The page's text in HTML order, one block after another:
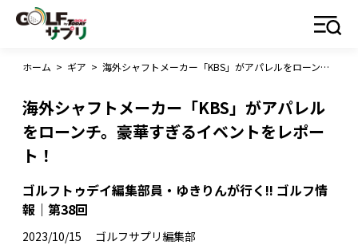
ホーム > ギア > 海外シャフトメーカー「KBS」がアパレルをローンチ。豪華すぎるイベントをレポート！
海外シャフトメーカー「KBS」がアパレル
をローンチ。豪華すぎるイベントをレポー
ト！
ゴルフトゥデイ編集部員・ゆきりんが行く!! ゴルフ情
報｜第38回
2023/10/15 ゴルフサプリ編集部